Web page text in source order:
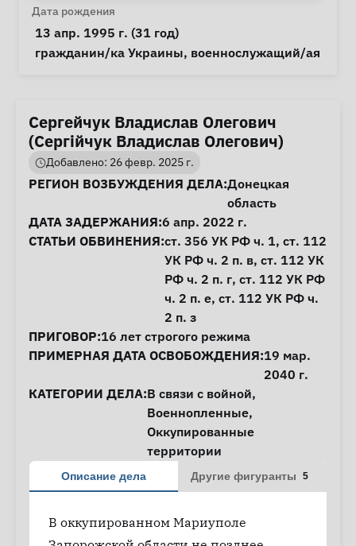
Личная информация
Дата рождения
13 апр. 1995 г. (31 год)
Особые обстоятельства
гражданин/ка Украины, военнослужащий/ая
Сергейчук Владислав Олегович
(Сергійчук Владислав Олегович)
Добавлено: 26 февр. 2025 г.
Информация о деле
РЕГИОН ВОЗБУЖДЕНИЯ ДЕЛА:Донецкая
область
ДАТА ЗАДЕРЖАНИЯ:6 апр. 2022 г.
СТАТЬИ ОБВИНЕНИЯ:ст. 356 УК РФ ч. 1, ст. 112
УК РФ ч. 2 п. в, ст. 112 УК
РФ ч. 2 п. г, ст. 112 УК РФ
ч. 2 п. е, ст. 112 УК РФ ч.
2 п. з
ПРИГОВОР:16 лет строгого режима
ПРИМЕРНАЯ ДАТА ОСВОБОЖДЕНИЯ:19 мар.
2040 г.
КАТЕГОРИИ ДЕЛА:В связи с войной,
Военнопленные,
Оккупированные
территории
Описание дела Другие фигуранты 5
В оккупированном Мариуполе